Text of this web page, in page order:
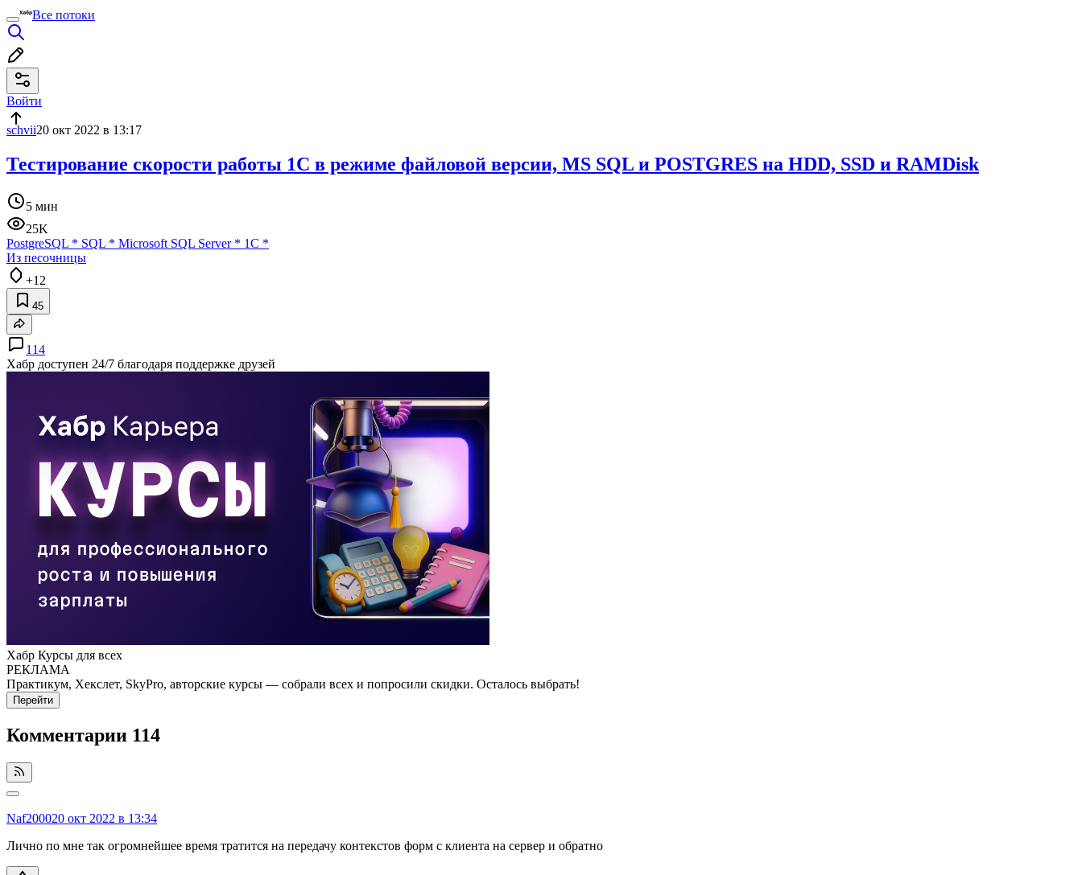
Все потоки
Войти
schvii20 окт 2022 в 13:17
Тестирование скорости работы 1C в режиме файловой версии, MS SQL и POSTGRES на HDD, SSD и RAMDisk
5 мин
25K
PostgreSQL * SQL * Microsoft SQL Server* 1С *
Из песочницы
+12
45
114
Хабр доступен 24/7 благодаря поддержке друзей
Хабр Курсы для всех
РЕКЛАМА
Практикум, Хекслет, SkyPro, авторские курсы — собрали всех и попросили скидки. Осталось выбрать!
Перейти
Комментарии 114
Naf200020 окт 2022 в 13:34
Лично по мне так огромнейшее время тратится на передачу контекстов форм с клиента на сервер и обратно